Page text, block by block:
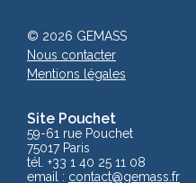
Site Pouchet
59-61 rue Pouchet
75017 Paris
tél. +33 1 40 25 11 08
email : contact@gemass.fr
© 2026 GEMASS
Nous contacter
Mentions légales